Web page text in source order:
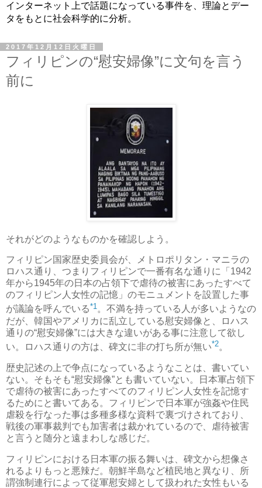
インターネット上で話題になっている事件を、理論とデー
タをもとに社会科学的に分析。
2017年12月12日火曜日
フィリピンの“慰安婦像”に文句を言う
前に
それがどのようなものかを確認しよう。
フィリピン国家歴史委員会が、メトロポリタン・マニラの
ロハス通り、つまりフィリピンで一番有名な通りに「1942
年から1945年の日本の占領下で虐待の被害にあったすべて
のフィリピン人女性の記憶」のモニュメントを設置した事
が議論を呼んでいる*1 。不満を持っている人が多いようなの
だが、韓国やアメリカに乱立している慰安婦像と、ロハス
通りの“慰安婦像”には大きな違いがある事に注意して欲し
い。ロハス通りの方は、碑文に非の打ち所が無い*2。
歴史記述の上で争点になっているようなことは、書いてい
ない。そもそも“慰安婦像”とも書いていない。日本軍占領下
で虐待の被害にあったすべてのフィリピン人女性を記憶す
るためにと書いてある。フィリピンで日本軍が強姦や住民
虐殺を行なった事は多種多様な資料で裏づけされており、
戦後の軍事裁判でも加害者は裁かれているので、虐待被害
と言うと随分と遠まわしな感じだ。
フィリピンにおける日本軍の振る舞いは、碑文から想像さ
れるよりもっと悪辣だ。朝鮮半島など植民地と異なり、所
謂強制連行によって従軍慰安婦として扱われた女性もいる